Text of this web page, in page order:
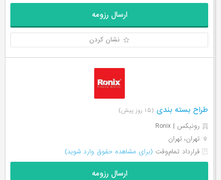
ارسال رزومه
نشان کردن
طراح بسته بندی (۱۵ روز پیش)
رونیکس | Ronix
تهران، تهران
قرارداد تمام‌وقت (برای مشاهده حقوق وارد شوید)
ارسال رزومه